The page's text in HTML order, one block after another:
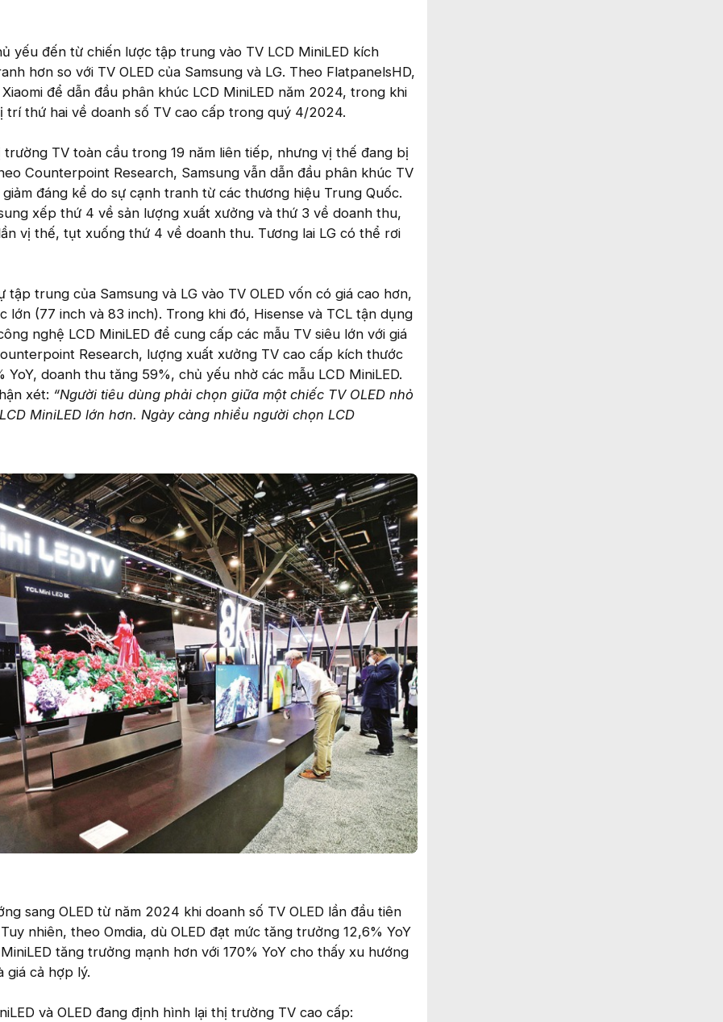
yếu đến từ chiến lược tập trung vào TV LCD MiniLED kích
hơn so với TV OLED của Samsung và LG. Theo FlatpanelsHD,
để dẫn đầu phân khúc LCD MiniLED năm 2024, trong khi
trí thứ hai về doanh số TV cao cấp trong quý 4/2024.
trường TV toàn cầu trong 19 năm liên tiếp, nhưng vị thế đang bị
Counterpoint Research, Samsung vẫn dẫn đầu phân khúc TV
đáng kể do sự cạnh tranh từ các thương hiệu Trung Quốc.
xếp thứ 4 về sản lượng xuất xưởng và thứ 3 về doanh thu,
vị thế, tụt xuống thứ 4 về doanh thu. Tương lai LG có thể rơi
tập trung của Samsung và LG vào TV OLED vốn có giá cao hơn,
lớn (77 inch và 83 inch). Trong khi đó, Hisense và TCL tận dụng
nghệ LCD MiniLED để cung cấp các mẫu TV siêu lớn với giá
Research, lượng xuất xưởng TV cao cấp kích thước
doanh thu tăng 59%, chủ yếu nhờ các mẫu LCD MiniLED.
xét: “Người tiêu dùng phải chọn giữa một chiếc TV OLED nhỏ
MiniLED lớn hơn. Ngày càng nhiều người chọn LCD
sang OLED từ năm 2024 khi doanh số TV OLED lần đầu tiên
nhiên, theo Omdia, dù OLED đạt mức tăng trưởng 12,6% YoY
tăng trưởng mạnh hơn với 170% YoY cho thấy xu hướng
giá cả hợp lý.
và OLED đang định hình lại thị trường TV cao cấp: